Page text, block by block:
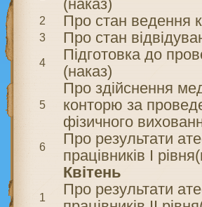
(наказ)
2 Про стан ведення
3 Про стан
4
Підготовка до
(наказ)
5
Про здійснення
конторю за
фізичного
6
Про результати
працівників І
Квітень
1
Про результати